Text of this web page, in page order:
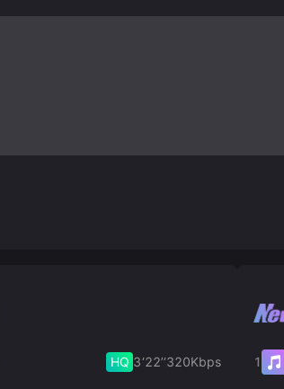
HQ 3‘22’‘320Kbps 1